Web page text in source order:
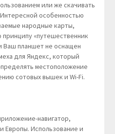
или же скачивать
особенностью
народные карты,
«путешественник
Ваш планшет не оснащен
для Яндекс, который
местоположение
сотовых вышек и Wi-Fi.
навигатор,
Европы. Использование и